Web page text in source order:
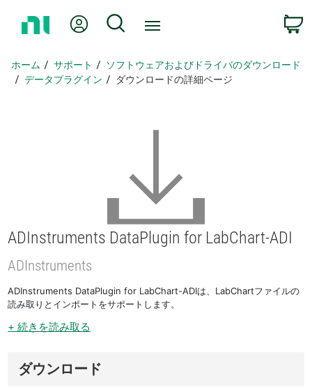
ペ
ー
Myアカウント
検索
ホーム サポート
ソフトウェアおよびドライバのダウンロード
データプラグイン
ダウンロードの詳細ページ
ADInstruments DataPlugin for LabChart-ADI
ADInstruments
ADInstruments DataPlugin for LabChart-ADIは、LabChartファイルの
読み取りとインポートをサポートします。
+ 続きを読み取る
ダウンロード